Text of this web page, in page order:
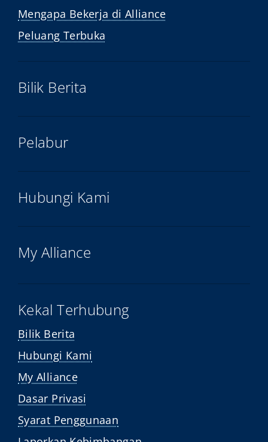
Mengapa Bekerja di Alliance
Peluang Terbuka
Bilik Berita
Pelabur
Hubungi Kami
My Alliance
Kekal Terhubung
Bilik Berita
Hubungi Kami
My Alliance
Dasar Privasi
Syarat Penggunaan